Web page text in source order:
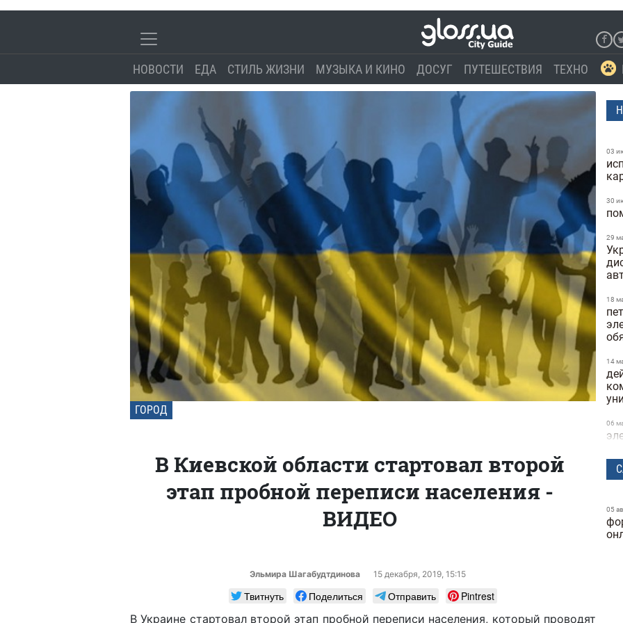
НОВОСТИ ЕДА СТИЛЬ ЖИЗНИ МУЗЫКА И КИНО ДОСУГ ПУТЕШЕСТВИЯ ТЕХНО
ГОРОД
В Киевской области стартовал второй
этап пробной переписи населения -
ВИДЕО
Эльмира Шагабудтдинова 15 декабря, 2019, 15:15
Твитнуть Поделиться Отправить
Pintrest
В Украине стартовал второй этап пробной переписи населения, который проводят
03
30
29
18
14
06
21
25
05